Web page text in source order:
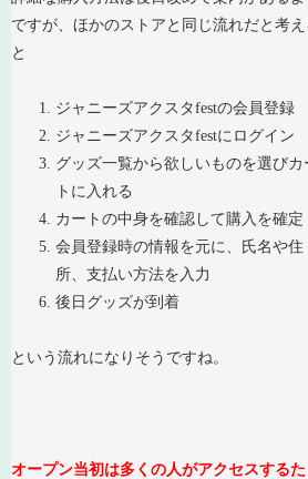
ですが、ほかのストアと同じ流れだと考え
と
ジャニーズアクスタfestの会員登録
ジャニーズアクスタfestにログイン
グッズ一覧から欲しいものを選びカ
トに入れる
カートの中身を確認して購入を確定
会員登録時の情報を元に、氏名や住
所、支払い方法を入力
後日グッズが到着
という流れになりそうですね。
オープン当初は多くの人がアクセスするた